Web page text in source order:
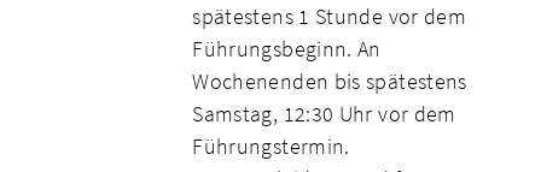
spätestens 1 Stunde vor dem
Führungsbeginn. An
Wochenenden bis spätestens
Samstag, 12:30 Uhr vor dem
Führungstermin.